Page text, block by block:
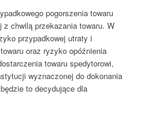
pogorszenia towaru
z chwilą przekazania towaru. W
przypadkowej utraty i
oraz ryzyko opóźnienia
towaru spedytorowi,
wyznaczonej do dokonania
to decydujące dla